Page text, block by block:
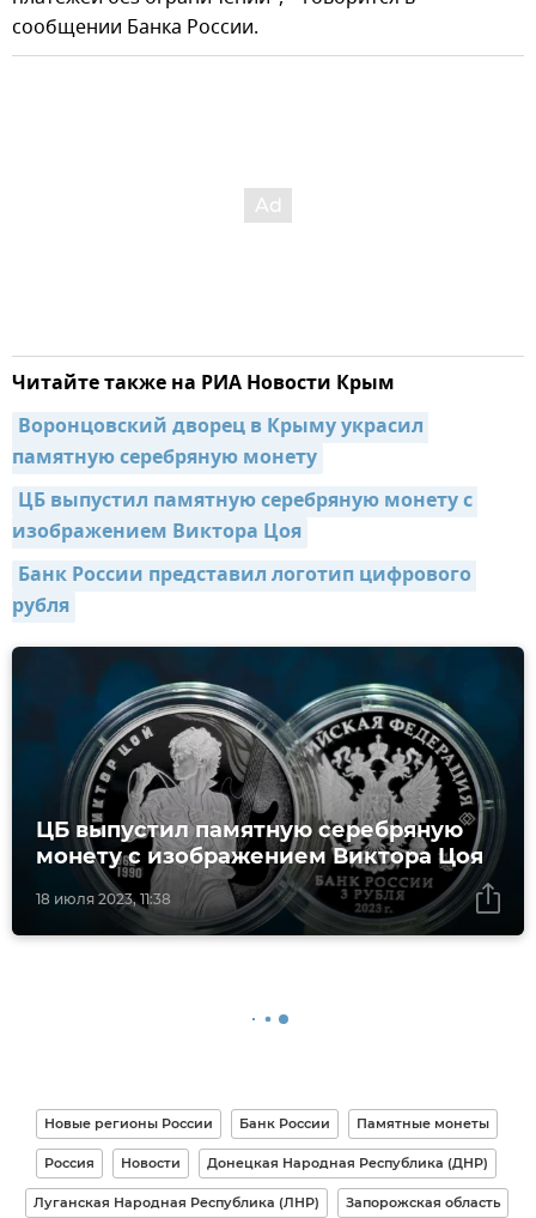
сообщении Банка России.
Читайте также на РИА Новости Крым
Воронцовский дворец в Крыму украсил
памятную серебряную монету
ЦБ выпустил памятную серебряную монету с
изображением Виктора Цоя
Банк России представил логотип цифрового
рубля
18 июля 2023, 11:38
ЦБ выпустил памятную серебряную
монету с изображением Виктора Цоя
Новые регионы России Банк России Памятные монеты
Россия Новости Донецкая Народная Республика (ДНР)
Луганская Народная Республика (ЛНР) Запорожская область